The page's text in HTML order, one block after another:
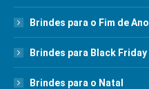
Brindes para o Fim de Ano
Brindes para Black Friday
Brindes para o Natal